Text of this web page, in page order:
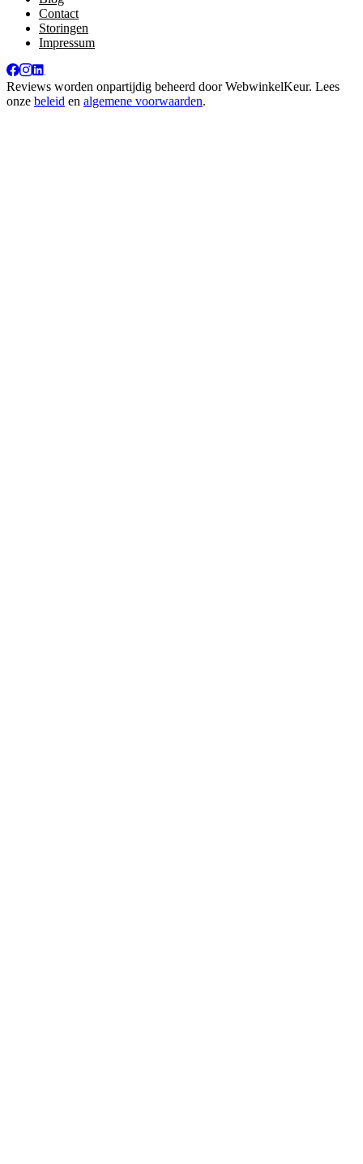
Contact
Storingen
Impressum
Reviews worden onpartijdig beheerd doorWebwinkelKeur. Lees
onze beleid en algemene voorwaarden.